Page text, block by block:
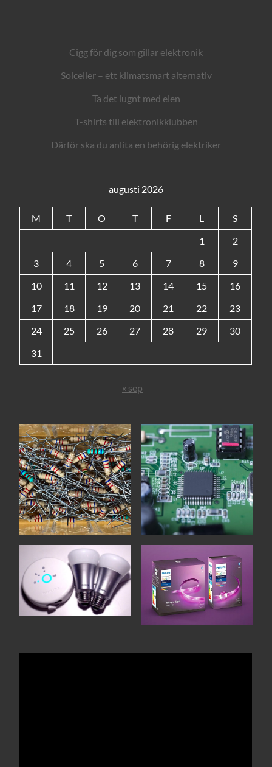
Cigg för dig som gillar elektronik
Solceller – ett klimatsmart alternativ
Ta det lugnt med elen
T-shirts till elektronikklubben
Därför ska du anlita en behörig elektriker
augusti 2026
M T O T F L
S
1
2
3
4 5 6 7 8
9
10
11 12 13 14 15
16
17
18 19 20 21 22
23
24
25 26 27 28 29
30
31
« sep